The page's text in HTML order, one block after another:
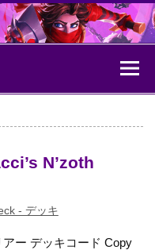
BeerBrick
Hearthstone
- デッキ
ー デッキコード Copy